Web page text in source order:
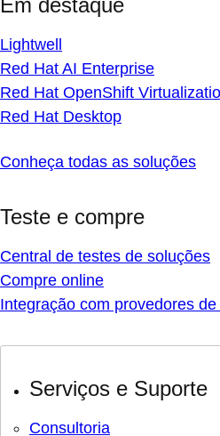
Em destaque
Lightwell
Red Hat AI Enterprise
Red Hat OpenShift
Red Hat Desktop
Conheça todas as soluções
Teste e compre
Central de testes de soluções
Compre online
Integração com provedores de
Serviços e Suporte
Consultoria